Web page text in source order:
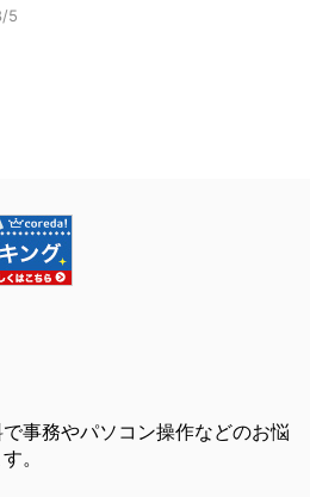
5
事務やパソコン操作などのお悩
。